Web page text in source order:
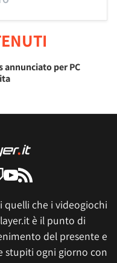
annunciato per PC
quelli che i videogiochi
è il punto di
del presente e
stupiti ogni giorno con